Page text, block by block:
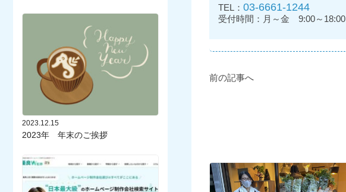
TEL： 03-6661-1244
受付時間：月～金 9:00～18:00
前の記事へ
2023.12.15
2023年 年末のご挨拶